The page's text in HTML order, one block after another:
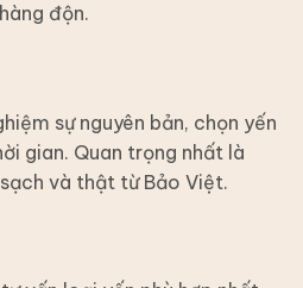
độn.
sự nguyên bản, chọn yến
gian. Quan trọng nhất là
và thật từ Bảo Việt.